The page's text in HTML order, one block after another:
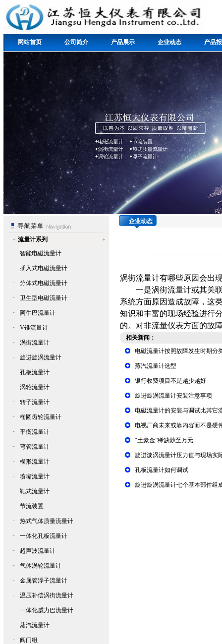
网站首页 公司简介 产品展示 企业动态 产品
流量计系列
·
智能电磁流量计
· 插入式电磁流量计
· 分体式电磁流量计
· 卫生型电磁流量计
· 阿牛巴流量计
· V锥流量计
· 涡街流量计
· 旋进旋涡流量计
· 孔板流量计
· 涡轮流量计
· 转子流量计
· 椭圆齿轮流量计
· 平衡流量计
· 弯管流量计
· 楔形流量计
· 喷嘴流量计
· 靶式流量计
· 节流装置
· 热式气体质量流量计
· 一体化孔板流量计
· 超声波流量计
· 气体涡轮流量计
· 金属管浮子流量计
· 温压补偿涡街流量计
· 一体化威力巴流量计
· 蒸汽流量计
·
阀门组
企业动态
涡街流量计有哪些原因会出
一是涡街流量计或其关联
系统方面原因造成故障，这
知识和丰富的现场经验进行
的。对非流量仪表方面的故
相关新闻：
电磁流量计按照故障发生时期分
蒸汽流量计选型
银行收费项目不是越少越好
旋进旋涡流量计安装注意事项
电磁流量计的安装与调试比其它
电视厂商未来或靠内容而不是硬
“土豪金”稀缺炒至万元
旋进漩涡流量计压力值与现场实
孔板流量计如何调试
旋进旋涡流量计七个基本部件组